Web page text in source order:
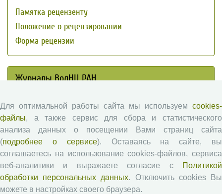
Памятка рецензенту
Положение о рецензировании
Форма рецензии
Журналы ВолНЦ РАН
Экономические и социальные перемены
Проблемы развития территории
Вопросы территориального развития
Социальное пространство
АгроЗооТехника
Для оптимальной работы сайта мы используем cookies-
файлы, а также сервис для сбора и статистического
анализа данных о посещении Вами страниц сайта
(подробнее о сервисе). Оставаясь на сайте, вы
соглашаетесь на использование cookies-файлов, сервиса
веб-аналитики и выражаете согласие с
Политикой
обработки персональных данных. Отключить cookies Вы
можете в настройках своего браузера.